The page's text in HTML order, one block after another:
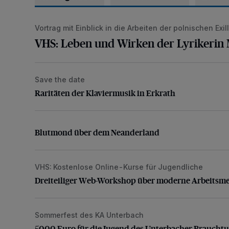
VHS: Leben und Wirken der Lyrikerin Mascha Kaléko
Vortrag mit Einblick in die Arbeiten der polnischen
VHS: Leben und Wirken der Lyrikerin
Raritäten der Klaviermusik in Erkrath
Save the date
Raritäten der Klaviermusik in Erkrath
Blutmond über dem Neanderland
Blutmond über dem Neanderland
Dreiteiliger Web-Workshop über moderne
VHS: Kostenlose Online-Kurse für Jugendliche
Dreiteiliger Web-Workshop über moderne
5000 Euro für die Jugend des Unterbacher
Sommerfest des KA Unterbach